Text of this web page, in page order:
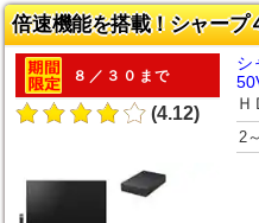
倍速機能を搭載！シャープ
８／３０まで
(4.12)
2